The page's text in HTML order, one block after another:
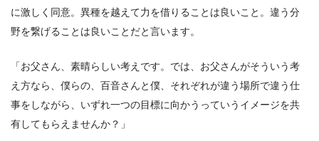
に激しく同意。異種を越えて力を借りることは良いこと。違う分
野を繋げることは良いことだと言います。
「お父さん、素晴らしい考えです。では、お父さんがそういう考
え方なら、僕らの、百音さんと僕、それぞれが違う場所で違う仕
事をしながら、いずれ一つの目標に向かうっていうイメージを共
有してもらえませんか？」